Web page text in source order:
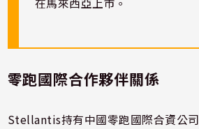
在馬來西亞上市。
零跑國際合作夥伴關係
Stellantis持有中國零跑國際合資公